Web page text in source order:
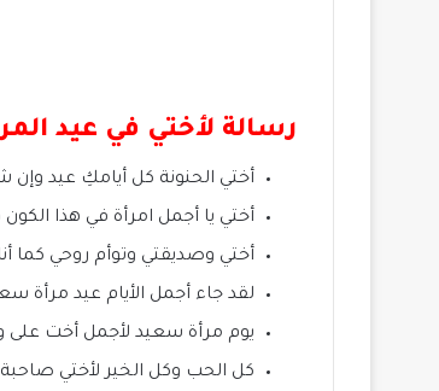
رسالة لأختي في عيد
أختي الحنونة كل أيامكِ عيد وإن
أختي يا أجمل امرأة في هذا
أختي وصديقتي وتوأم روحي كما
لقد جاء أجمل الأيام عيد مرأة
يوم مرأة سعيد لأجمل أخت على
كل الحب وكل الخير لأختي